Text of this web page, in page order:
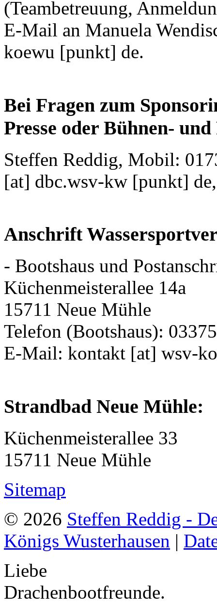
(Teambetreuung,
E-Mail an Manuela
koewu [punkt] de.
Bei Fragen zum
Presse oder Bühnen-
Steffen Reddig, Mobil:
[at] dbc.wsv-kw [punkt]
Anschrift
- Bootshaus und
Küchenmeisterallee 14a
15711 Neue Mühle
Telefon (Bootshaus):
E-Mail: kontakt [at] wsv-
Strandbad Neue Mühle:
Küchenmeisterallee 33
15711 Neue Mühle
Sitemap
© 2026 Steffen Reddig -
Königs Wusterhausen |
Liebe
Drachenbootfreunde.